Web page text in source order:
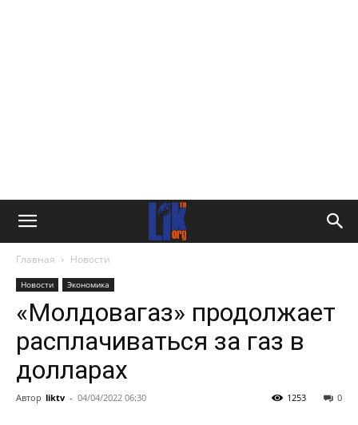
Главная Новости
Новости Экономика
«Молдовагаз» продолжает
расплачиваться за газ в
долларах
Автор liktv - 04/04/2022 06:30 0
1253